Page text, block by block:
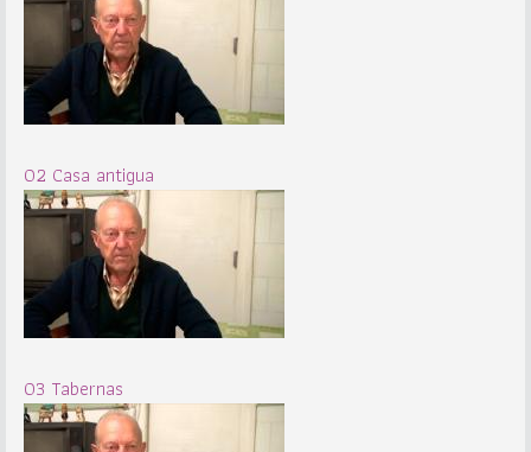
02 Casa antigua
03 Tabernas